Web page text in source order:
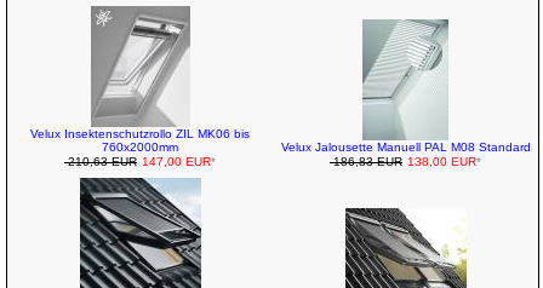
Velux Insektenschutzrollo ZIL MK06 bis
760x2000mm
210,63 EUR 147,00 EUR*
Velux Jalousette Manuell PAL M08 Standard
186,83 EUR 138,00 EUR*